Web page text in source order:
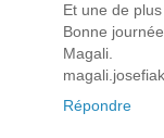
Et une de
Bonne
Magali.
Répondre